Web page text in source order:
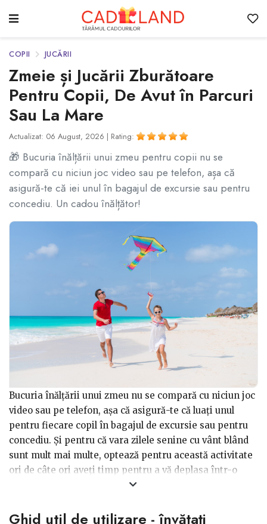
COPII JUCĂRII
Zmeie și Jucării Zburătoare
Pentru Copii, De Avut în Parcuri
Sau La Mare
Actualizat: 06 August, 2026 | Rating:
🎁 Bucuria înălțării unui zmeu pentru copii nu se
compară cu niciun joc video sau pe telefon, așa că
asigură-te că iei unul în bagajul de excursie sau pentru
concediu. Un cadou înălțător!
Bucuria înălțării unui zmeu nu se compară cu niciun joc
video sau pe telefon, așa că asigură-te că luați unul
pentru fiecare copil în bagajul de excursie sau pentru
concediu. Și pentru că vara zilele senine cu vânt blând
sunt mult mai multe, optează pentru această activitate
ori de câte ori aveți timp pentru a vă deplasa într-o
Ghid util de utilizare - învățați